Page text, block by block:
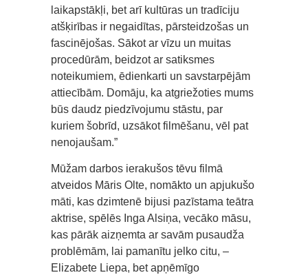
laikapstākļi, bet arī kultūras un tradīciju
atšķirības ir negaidītas, pārsteidzošas un
fascinējošas. Sākot ar vīzu un muitas
procedūrām, beidzot ar satiksmes
noteikumiem, ēdienkarti un savstarpējām
attiecībām. Domāju, ka atgriežoties mums
būs daudz piedzīvojumu stāstu, par
kuriem šobrīd, uzsākot filmēšanu, vēl pat
nenojaušam.”
Mūžam darbos ierakušos tēvu filmā
atveidos Māris Olte, nomākto un apjukušo
māti, kas dzimtenē bijusi pazīstama teātra
aktrise, spēlēs Inga Alsiņa, vecāko māsu,
kas pārāk aizņemta ar savām pusaudža
problēmām, lai pamanītu jelko citu, –
Elizabete Liepa, bet apņēmīgo